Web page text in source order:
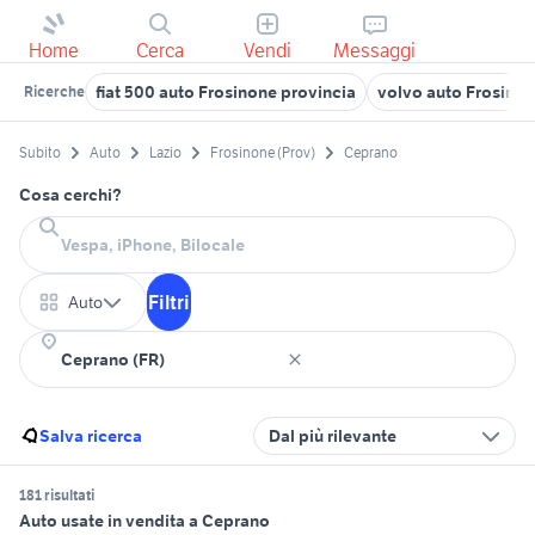
Home Cerca Vendi Messaggi
Ricerche fiat 500 auto Frosinone provincia volvo auto
Subito Auto Lazio Frosinone (Prov) Ceprano
Cosa cerchi?
Auto Filtri
Salva ricerca Dal più rilevante
181 risultati
Auto usate in vendita a Ceprano